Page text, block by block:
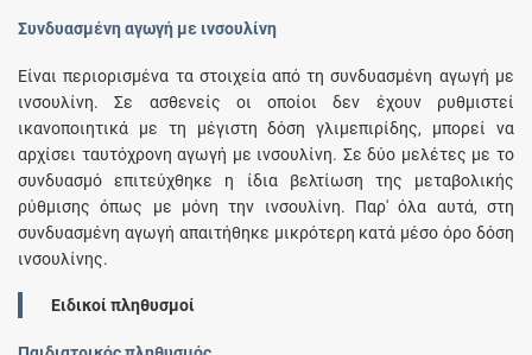
Συνδυασμένη αγωγή με ινσουλίνη
Είναι περιορισμένα τα στοιχεία από τη συνδυασμένη αγωγή με
ινσουλίνη. Σε ασθενείς οι οποίοι δεν έχουν ρυθμιστεί
ικανοποιητικά με τη μέγιστη δόση γλιμεπιρίδης, μπορεί να
αρχίσει ταυτόχρονη αγωγή με ινσουλίνη. Σε δύο μελέτες με το
συνδυασμό επιτεύχθηκε η ίδια βελτίωση της μεταβολικής
ρύθμισης όπως με μόνη την ινσουλίνη. Παρ' όλα αυτά, στη
συνδυασμένη αγωγή απαιτήθηκε μικρότερη κατά μέσο όρο δόση
ινσουλίνης.
Ειδικοί πληθυσμοί